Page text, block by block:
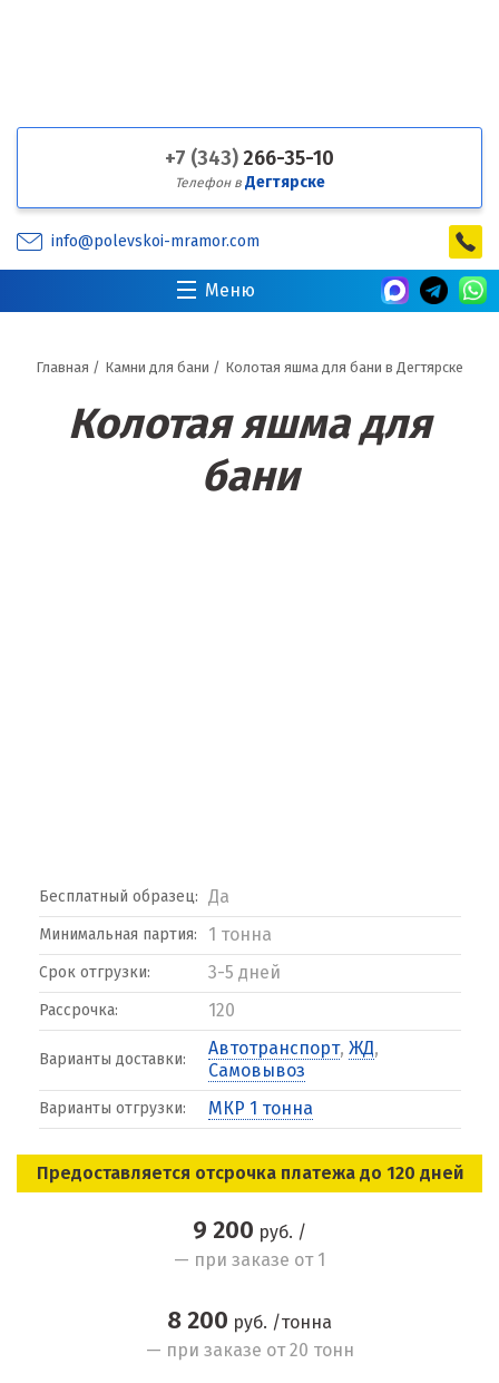
+7 (343) 266-35-10
Телефон в Дегтярске
info@polevskoi-mramor.com
Меню
Главная / Камни для бани / Колотая яшма для бани в Дегтярске
Колотая яшма для
бани
Бесплатный образец: Да
Минимальная партия: 1 тонна
Срок отгрузки: 3-5 дней
Рассрочка: 120
Варианты доставки:
Автотранспорт, ЖД,
Самовывоз
Варианты отгрузки: МКР 1 тонна
Предоставляется отсрочка платежа до 120 дней
9 200 руб. /
— при заказе от 1
8 200 руб. /тонна
— при заказе от 20 тонн